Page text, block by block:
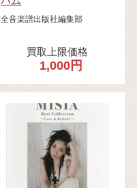
全音楽譜出版社編集部
買取上限価格
1,000円